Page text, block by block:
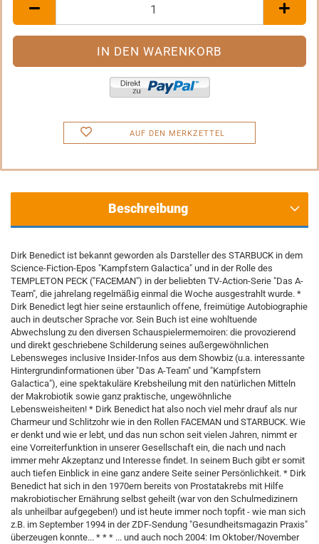
AUF DEN MERKZETTEL
Beschreibung
Dirk Benedict ist bekannt geworden als Darsteller des STARBUCK in dem
Science-Fiction-Epos "Kampfstern Galactica" und in der Rolle des
TEMPLETON PECK ("FACEMAN") in der beliebten TV-Action-Serie "Das A-
Team", die jahrelang regelmäßig einmal die Woche ausgestrahlt wurde. *
Dirk Benedict legt hier seine erstaunlich offene, freimütige Autobiographie
auch in deutscher Sprache vor. Sein Buch ist eine wohltuende
Abwechslung zu den diversen Schauspielermemoiren: die provozierend
und direkt geschriebene Schilderung seines außergewöhnlichen
Lebensweges inclusive Insider-Infos aus dem Showbiz (u.a. interessante
Hintergrundinformationen über "Das A-Team" und "Kampfstern
Galactica"), eine spektakuläre Krebsheilung mit den natürlichen Mitteln
der Makrobiotik sowie ganz praktische, ungewöhnliche
Lebensweisheiten! * Dirk Benedict hat also noch viel mehr drauf als nur
Charmeur und Schlitzohr wie in den Rollen FACEMAN und STARBUCK. Wie
er denkt und wie er lebt, und das nun schon seit vielen Jahren, nimmt er
eine Vorreiterfunktion in unserer Gesellschaft ein, die nach und nach
immer mehr Akzeptanz und Interesse findet. In seinem Buch gibt er somit
auch tiefen Einblick in eine ganz andere Seite seiner Persönlichkeit. * Dirk
Benedict hat sich in den 1970ern bereits von Prostatakrebs mit Hilfe
makrobiotischer Ernährung selbst geheilt (war von den Schulmedizinern
als unheilbar aufgegeben!) und ist heute immer noch topfit - wie man sich
z.B. im September 1994 in der ZDF-Sendung "Gesundheitsmagazin Praxis"
überzeugen konnte... * * * ... und auch noch 2004: Im Oktober/November